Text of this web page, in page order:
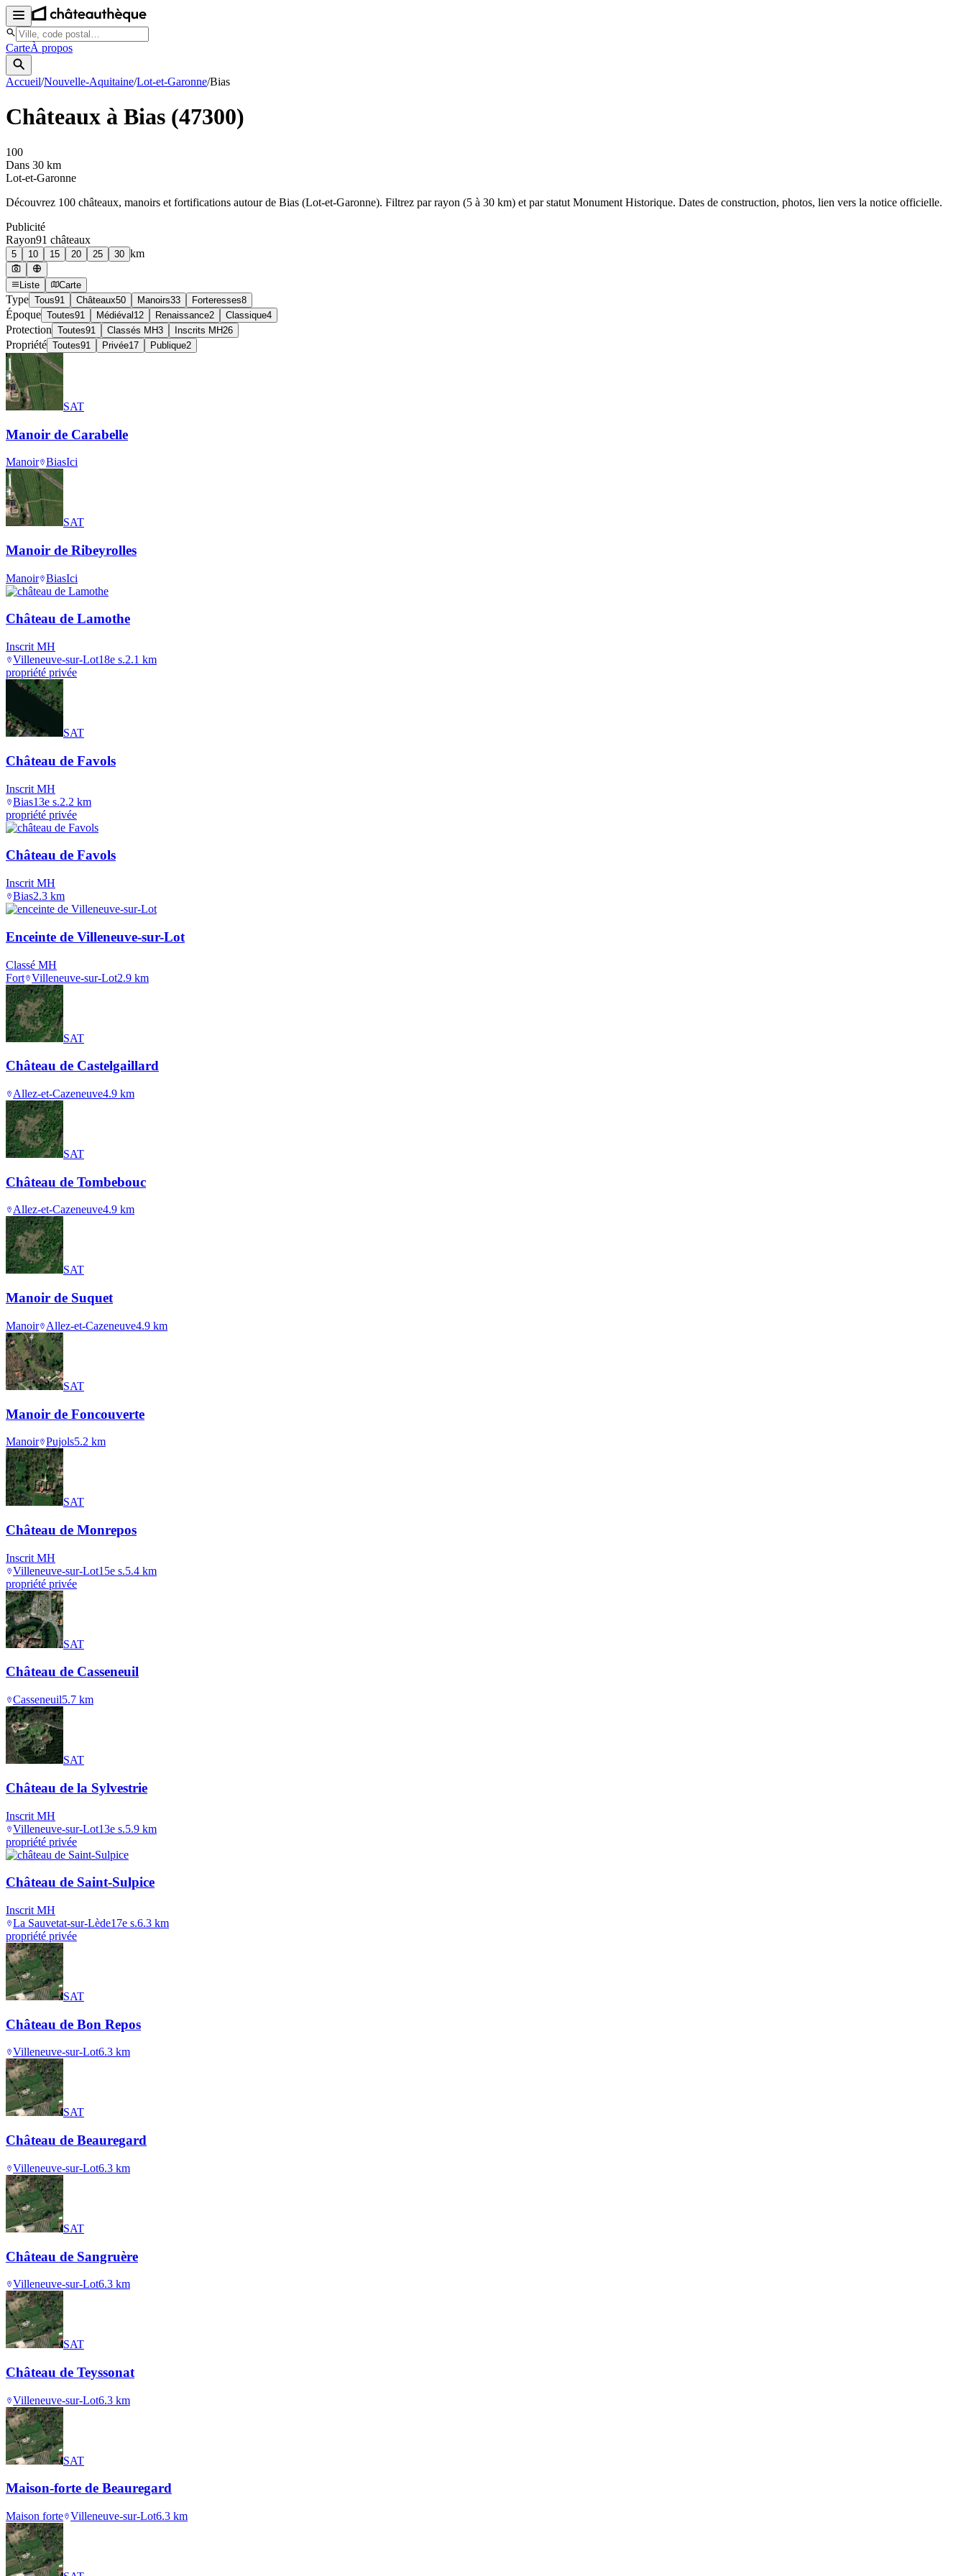
CarteÀ propos
Accueil/Nouvelle-Aquitaine/Lot-et-Garonne/Bias
Châteaux à Bias (47300)
100
Dans 30 km
Lot-et-Garonne
Découvrez 100 châteaux, manoirs et fortifications autour de Bias (Lot-et-Garonne). Filtrez par rayon (5 à 30 km) et par statut Monument Historique. Dates de construction, photos, lien vers la notice officielle.
Publicité
Rayon91 châteaux
5 10 15 20 25 30 km
Liste Carte
Type Tous91 Châteaux50 Manoirs33 Forteresses8
Époque Toutes91 Médiéval 12 Renaissance2 Classique4
Protection Toutes91 Classés MH3 Inscrits MH26
Propriété Toutes91 Privée17 Publique2
SAT
Manoir de Carabelle
Manoir BiasIci
SAT
Manoir de Ribeyrolles
Manoir BiasIci
Château de Lamothe
Inscrit MH
Villeneuve-sur-Lot18e s.2.1 km
propriété privée
SAT
Château de Favols
Inscrit MH
Bias13e s.2.2 km
propriété privée
Château de Favols
Inscrit MH
Bias2.3 km
Enceinte de Villeneuve-sur-Lot
Classé MH
Fort Villeneuve-sur-Lot2.9 km
SAT
Château de Castelgaillard
Allez-et-Cazeneuve4.9 km
SAT
Château de Tombebouc
Allez-et-Cazeneuve4.9 km
SAT
Manoir de Suquet
Manoir Allez-et-Cazeneuve4.9 km
SAT
Manoir de Foncouverte
Manoir Pujols5.2 km
SAT
Château de Monrepos
Inscrit MH
Villeneuve-sur-Lot15e s.5.4 km
propriété privée
SAT
Château de Casseneuil
Casseneuil5.7 km
SAT
Château de la Sylvestrie
Inscrit MH
Villeneuve-sur-Lot13e s.5.9 km
propriété privée
Château de Saint-Sulpice
Inscrit MH
La Sauvetat-sur-Lède17e s.6.3 km
propriété privée
SAT
Château de Bon Repos
Villeneuve-sur-Lot6.3 km
SAT
Château de Beauregard
Villeneuve-sur-Lot6.3 km
SAT
Château de Sangruère
Villeneuve-sur-Lot6.3 km
SAT
Château de Teyssonat
Villeneuve-sur-Lot6.3 km
SAT
Maison-forte de Beauregard
Maison forte Villeneuve-sur-Lot6.3 km